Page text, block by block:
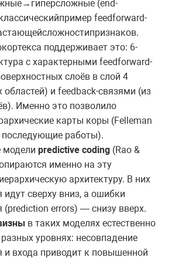
→ гиперсложные (end-
пример feedforward-
сложностипризнаков.
поддерживает это: 6-
с характерными feedforward-
слоёв в слой 4
и feedback-связями (из
Именно это позволило
карты коры (Felleman
последующие работы).
модели predictive coding (Rao &
именно на эту
архитектуру. В них
идут сверху вниз, а ошибки
(prediction errors) — снизу вверх.
в таких моделях естественно
уровнях: несовпадение
и входа приводит к повышенной